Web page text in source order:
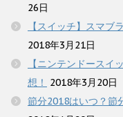
26日
【スイッチ】スマブ
2018年3月21日
【ニンテンドースイ
想！
2018年3月20日
節分2018はいつ？節